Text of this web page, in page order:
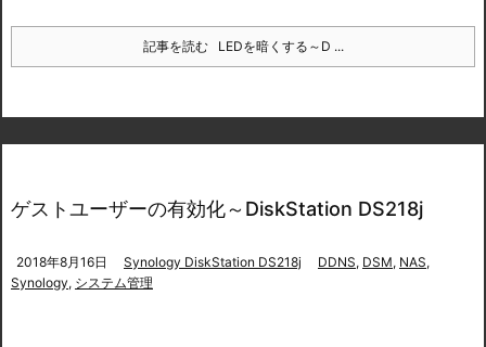
記事を読む LEDを暗くする～D ...
ゲストユーザーの有効化～DiskStation DS218j
2018年8月16日 Synology DiskStation DS218j DDNS, DSM, NAS,
Synology, システム管理